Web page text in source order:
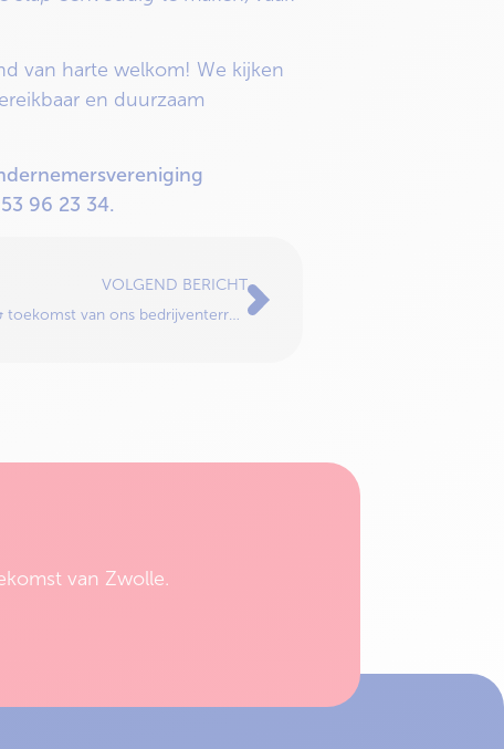
van harte welkom! We kijken
en duurzaam
96 23 34.
VOLGEND BERICHT
Lancering logo Het Blauwe Hart & toekomst van ons bedrijventerrein
van Zwolle.